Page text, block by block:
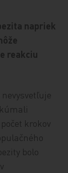
napriek
reakciu
krokov
bolo